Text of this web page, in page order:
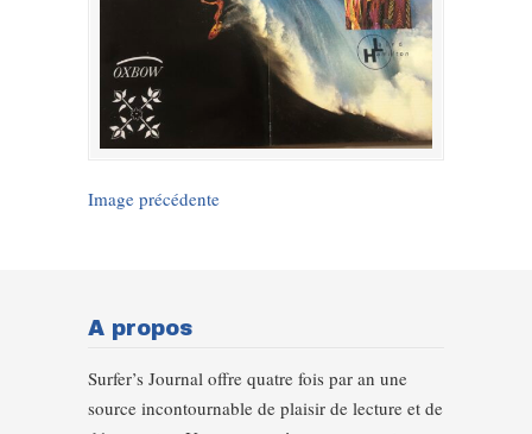
Image précédente
A propos
Surfer’s Journal offre quatre fois par an une
source incontournable de plaisir de lecture et de